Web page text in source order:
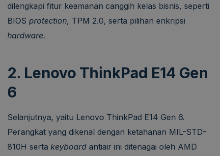
dilengkapi fitur keamanan canggih kelas bisnis, seperti
BIOS protection, TPM 2.0, serta pilihan enkripsi
hardware.
2. Lenovo ThinkPad E14 Gen
6
Selanjutnya, yaitu Lenovo ThinkPad E14 Gen 6.
Perangkat yang dikenal dengan ketahanan MIL-STD-
810H serta keyboard antiair ini ditenagai oleh AMD